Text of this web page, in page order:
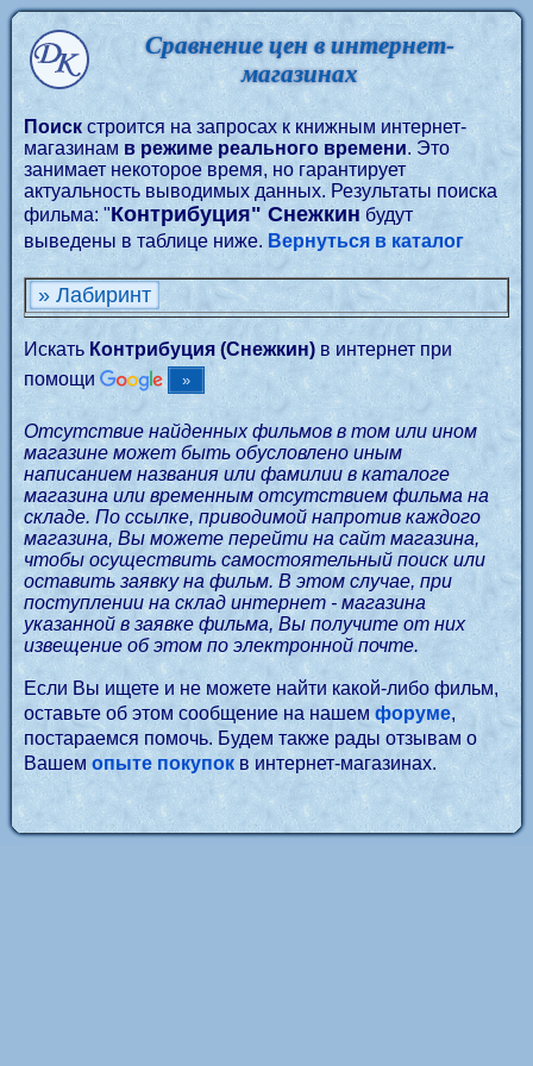
Сравнение цен в интернет-
магазинах
Поиск строится на запросах к книжным интернет-
магазинам в режиме реального времени. Это
занимает некоторое время, но гарантирует
актуальность выводимых данных. Результаты поиска
фильма: "Контрибуция" Снежкинбудут
выведены в таблице ниже. Вернуться в каталог
» Лабиринт
Искать Контрибуция (Снежкин) в интернет при
помощи
Отсутствие найденных фильмов в том или ином
магазине может быть обусловлено иным
написанием названия или фамилии в каталоге
магазина или временным отсутствием фильма на
складе. По ссылке, приводимой напротив каждого
магазина, Вы можете перейти на сайт магазина,
чтобы осуществить самостоятельный поиск или
оставить заявку на фильм. В этом случае, при
поступлении на склад интернет - магазина
указанной в заявке фильма, Вы получите от них
извещение об этом по электронной почте.
Если Вы ищете и не можете найти какой-либо фильм,
оставьте об этом сообщение на нашемфоруме,
постараемся помочь. Будем также рады отзывам о
Вашем опыте покупок в интернет-магазинах.